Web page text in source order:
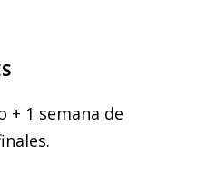
+ 1 semana de